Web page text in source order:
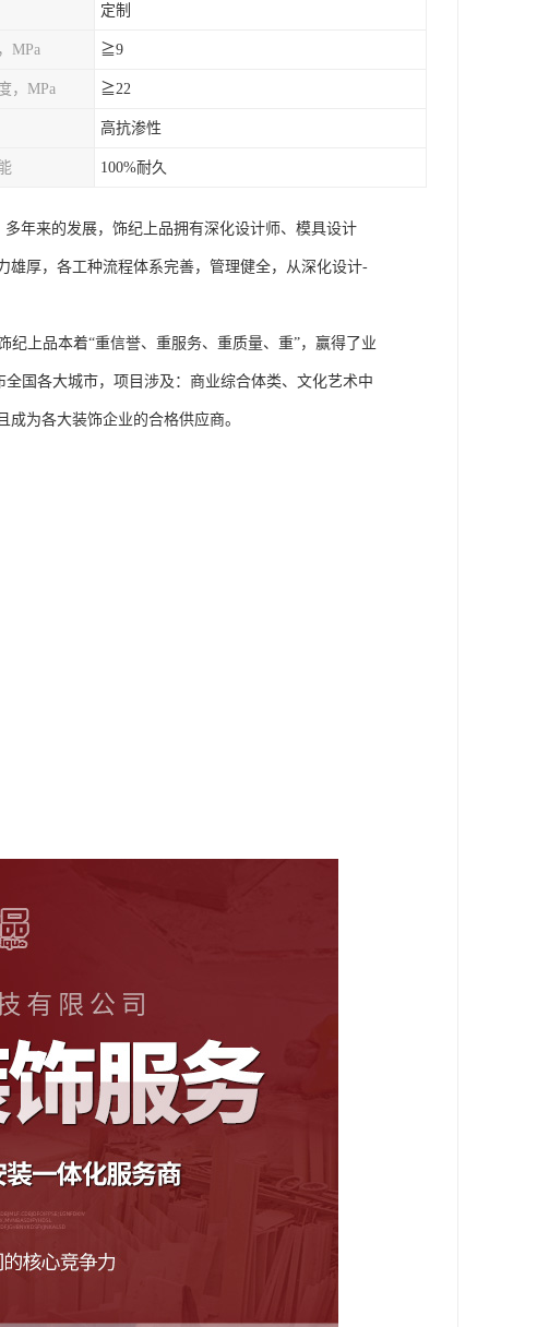
定制
MPa ≧9
，MPa ≧22
高抗渗性
100%耐久
年来的发展，饰纪上品拥有深化设计师、模具设计
雄厚，各工种流程体系完善，管理健全，从深化设计-
上品本着“重信誉、重服务、重质量、重”，赢得了业
国各大城市，项目涉及：商业综合体类、文化艺术中
为各大装饰企业的合格供应商。